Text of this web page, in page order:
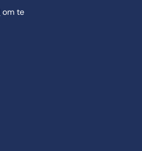
om te